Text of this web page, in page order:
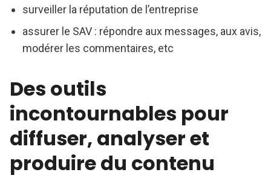
surveiller la réputation de l’entreprise
assurer le SAV : répondre aux messages, aux avis,
modérer les commentaires, etc
Des outils
incontournables pour
diffuser, analyser et
produire du contenu